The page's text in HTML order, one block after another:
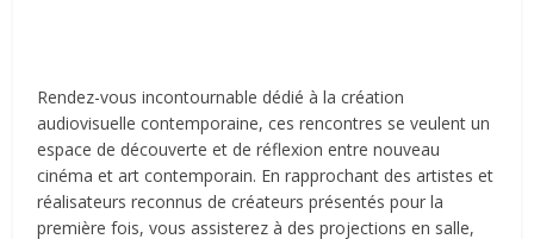
Rendez-vous incontournable dédié à la création
audiovisuelle contemporaine, ces rencontres se veulent un
espace de découverte et de réflexion entre nouveau
cinéma et art contemporain. En rapprochant des artistes et
réalisateurs reconnus de créateurs présentés pour la
première fois, vous assisterez à des projections en salle,